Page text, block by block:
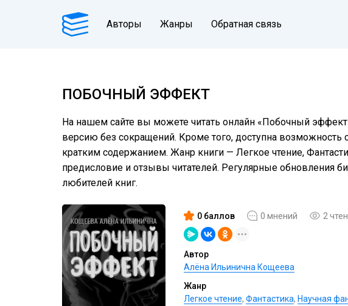
Авторы Жанры Обратная связь
ПОБОЧНЫЙ ЭФФЕКТ
На нашем сайте вы можете читать онлайн «Побочный
версию без сокращений. Кроме того, доступна возможность
кратким содержанием. Жанр книги — Легкое чтение,
предисловие и отзывы читателей. Регулярные обновления
любителей книг.
0 баллов 0 мнений 2
Автор
Алёна Ильинична Кощеева
Жанр
Легкое чтение, Фантастика, Научная